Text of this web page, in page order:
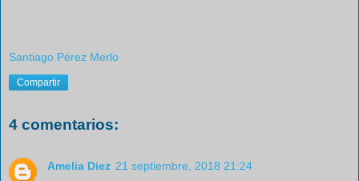
Santiago Pérez Merlo
Compartir
4 comentarios:
Amelia Diez 21 septiembre, 2018 21:24